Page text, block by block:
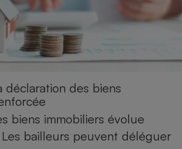
déclaration des biens
biens immobiliers évolue
bailleurs peuvent déléguer